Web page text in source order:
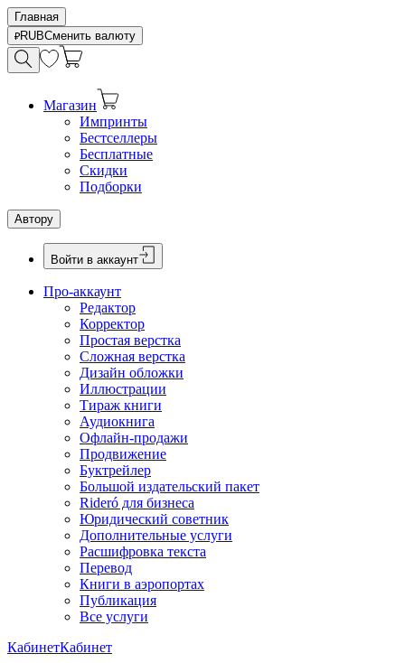
Главная
RUBСменить валюту
Магазин
Импринты
Бестселлеры
Бесплатные
Скидки
Подборки
Автору
Войти в аккаунт
Про-аккаунт
Редактор
Корректор
Простая верстка
Сложная верстка
Дизайн обложки
Иллюстрации
Тираж книги
Аудиокнига
Офлайн-продажи
Продвижение
Буктрейлер
Большой издательский пакет
Rideró для бизнеса
Юридический советник
Дополнительные услуги
Расшифровка текста
Перевод
Книги в аэропортах
Публикация
Все услуги
КабинетКабинет